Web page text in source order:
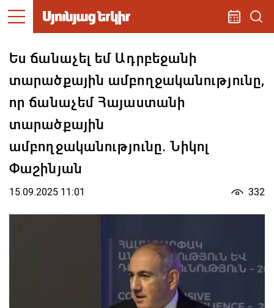
Ես ճանաչել եմ Ադրբեջանի
տարածքային ամբողջականությունը,
որ ճանաչեմ Հայաստանի
տարածքային
ամբողջականությունը. Նիկոլ
Փաշինյան
15.09.2025 11:01 332